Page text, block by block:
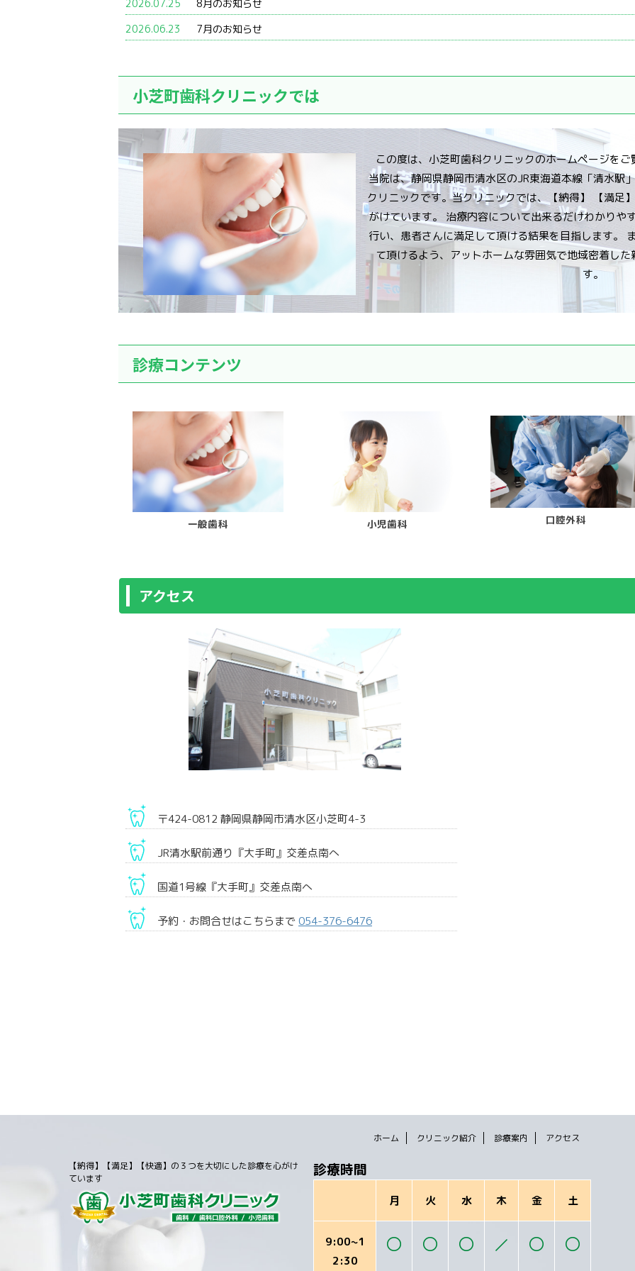
2026.07.25
8月のお知らせ
2026.06.23
7月のお知らせ
小芝町歯科クリニックでは
この度は、小芝町歯科クリニックのホームページを
当院は、静岡県静岡市清水区のJR東海道本線「清水駅
クリニックです。当クリニックでは、【納得】 【満足
がけています。 治療内容について出来るだけわかりや
行い、患者さんに満足して頂ける結果を目指します。
て頂けるよう、アットホームな雰囲気で地域密着し
す。
診療コンテンツ
一般歯科 小児歯科 口腔外科
アクセス
〒424-0812 静岡県静岡市清水区小芝町4-3
JR清水駅前通り『大手町』交差点南へ
国道1号線『大手町』交差点南へ
予約・お問合せはこちらまで 054-376-6476
ホーム クリニック紹介 診療案内 アクセス
診療時間
月 火 水 木 金 土
9:00~1
2:30
【納得】【満足】【快適】の３つを大切にした診療を心がけ
ています